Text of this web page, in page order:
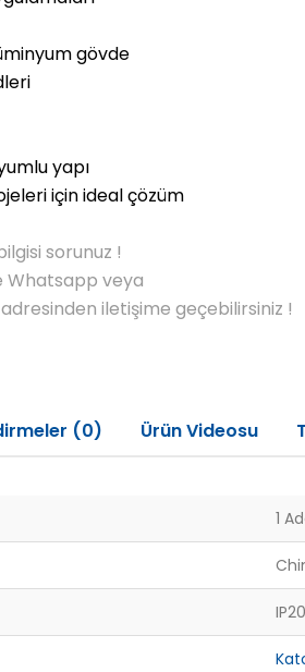
gövde
yapı
için ideal çözüm
sorunuz !
Whatsapp veya
iletişime geçebilirsiniz !
(0) Ürün Videosu
1